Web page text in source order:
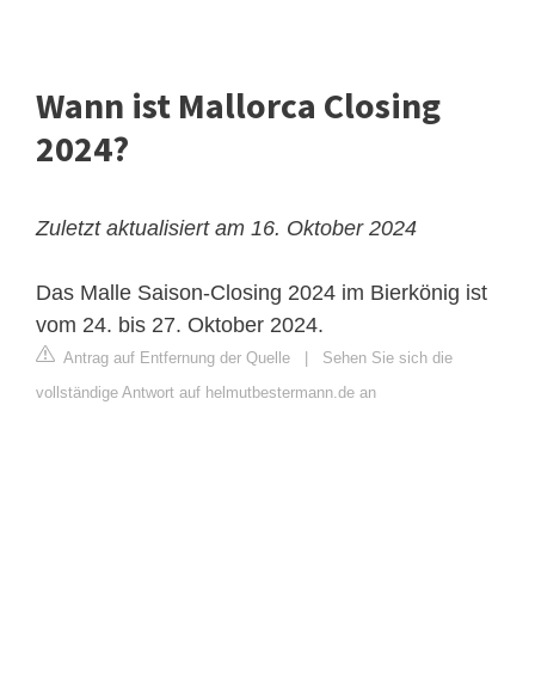
Wann ist Mallorca Closing
2024?
Zuletzt aktualisiert am 16. Oktober 2024
Das Malle Saison-Closing 2024 im Bierkönig ist
vom 24. bis 27. Oktober 2024.
Antrag auf Entfernung der Quelle
Sehen Sie sich die
vollständige Antwort auf helmutbestermann.de an